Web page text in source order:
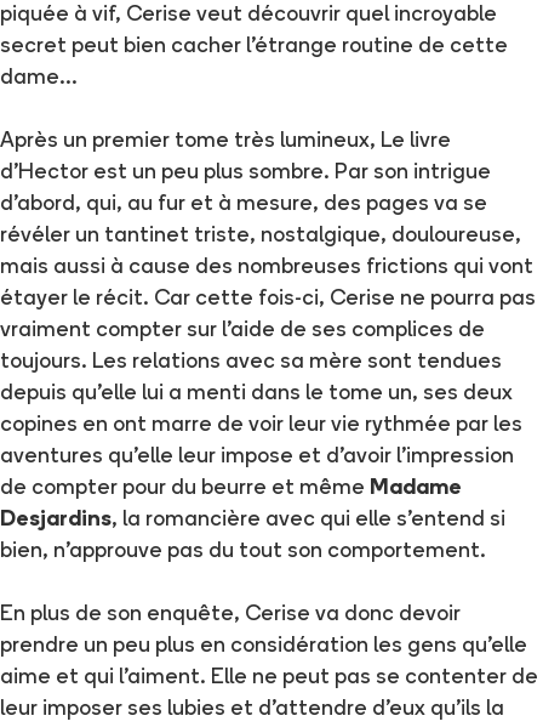
piquée à vif, Cerise veut découvrir quel incroyable
secret peut bien cacher l'étrange routine de cette
dame...
Après un premier tome très lumineux, Le livre
d'Hector est un peu plus sombre. Par son intrigue
d'abord, qui, au fur et à mesure, des pages va se
révéler un tantinet triste, nostalgique, douloureuse,
mais aussi à cause des nombreuses frictions qui vont
étayer le récit. Car cette fois-ci, Cerise ne pourra pas
vraiment compter sur l'aide de ses complices de
toujours. Les relations avec sa mère sont tendues
depuis qu'elle lui a menti dans le tome un, ses deux
copines en ont marre de voir leur vie rythmée par les
aventures qu'elle leur impose et d'avoir l'impression
de compter pour du beurre et même Madame
Desjardins, la romancière avec qui elle s'entend si
bien, n'approuve pas du tout son comportement.
En plus de son enquête, Cerise va donc devoir
prendre un peu plus en considération les gens qu'elle
aime et qui l'aiment. Elle ne peut pas se contenter de
leur imposer ses lubies et d'attendre d'eux qu'ils la